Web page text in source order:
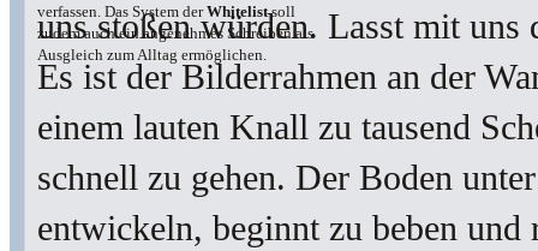
verfassen. Das System derWhitelistsoll
zudem auch ein angenehmes Schreiben als
Ausgleich zum Alltag ermöglichen.
uns stoßen würden. Lasst mit
Es ist der Bilderrahmen an der
einem lauten Knall zu tausend
schnell zu gehen. Der Boden
entwickeln, beginnt zu beben